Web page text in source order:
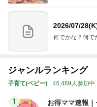
2026/07/
何でかな？何で
ジャンルランキング
子育て(ベビー) 46,469人参加中
1
お得ママ速報